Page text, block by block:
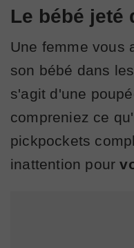
Le bébé jeté
Une femme vous
son bébé dans
s'agit d'une
compreniez ce
pickpockets
inattention pour